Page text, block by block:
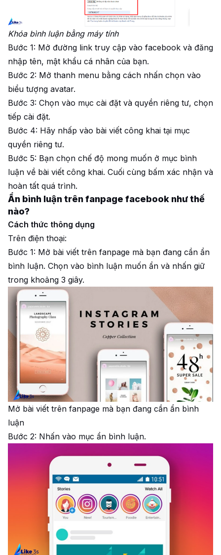
Khóa bình luận bằng máy tính
Bước 1: Mở đường link truy cập vào facebook và đăng
nhập tên, mật khẩu cá nhân của bạn.
Bước 2: Mở thanh menu bằng cách nhấn chọn vào
biểu tượng avatar.
Bước 3: Chọn vào mục cài đặt và quyền riêng tư, chọn
tiếp cài đặt.
Bước 4: Hãy nhấp vào bài viết công khai tại mục
quyền riêng tư.
Bước 5: Bạn chọn chế độ mong muốn ở mục bình
luận về bài viết công khai. Cuối cùng bấm xác nhận và
hoàn tất quá trình.
Ẩn bình luận trên fanpage facebook như thế
nào?
Cách thức thông dụng
Trên điện thoại:
Bước 1: Mở bài viết trên fanpage mà bạn đang cần ẩn
bình luận. Chọn vào bình luận muốn ẩn và nhấn giữ
trong khoảng 3 giây.
Mở bài viết trên fanpage mà bạn đang cần ẩn bình
luận
Bước 2: Nhấn vào mục ẩn bình luận.